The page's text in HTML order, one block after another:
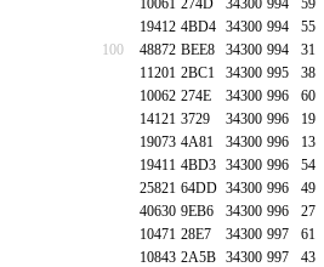
10061 274D 34300 994 59
19412 4BD4 34300 994 55
100
48872 BEE8 34300 994 31
11201 2BC1 34300 995 38
10062 274E 34300 996 60
14121 3729 34300 996 19
19073 4A81 34300 996 13
19411 4BD3 34300 996 54
25821 64DD 34300 996 49
40630 9EB6 34300 996 27
10471 28E7 34300 997 61
10843 2A5B 34300 997 43